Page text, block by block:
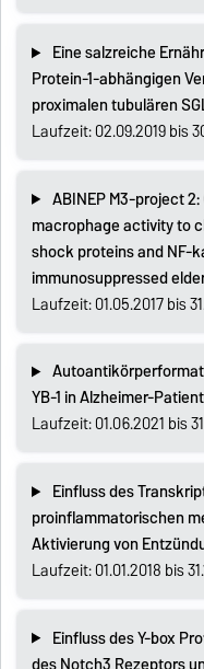
Eine salzreiche
Protein-1-abhängigen
proximalen tubulären
Laufzeit: 02.09.2019 bis
ABINEP M3-project
macrophage activity to
shock proteins and NF-
immunosuppressed
Laufzeit: 01.05.2017 bis
YB-1 in Alzheimer-
Laufzeit: 01.06.2021 bis
Einfluss des
proinflammatorischen
Aktivierung von
Laufzeit: 01.01.2018 bis
Einfluss des Y-box